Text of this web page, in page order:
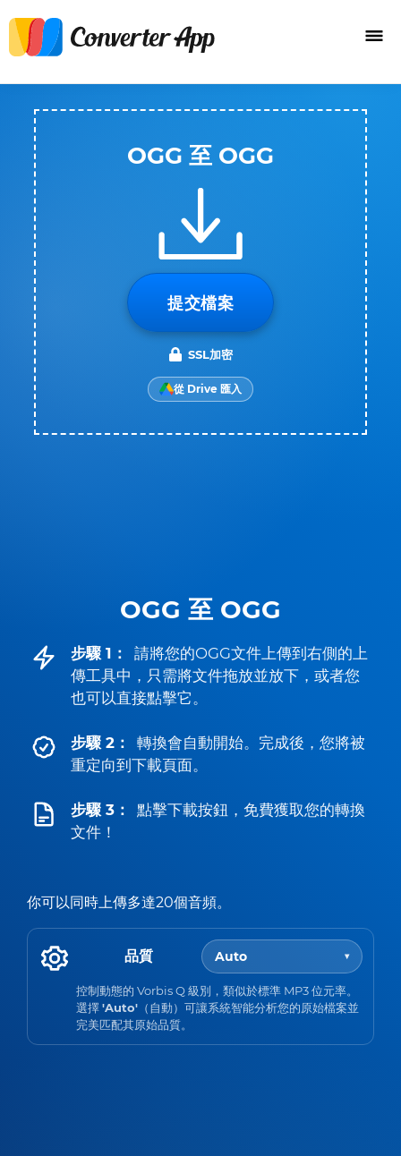
OGG 至 OGG
步驟 1：
請將您的OGG文件上傳到右側的上
傳工具中，只需將文件拖放並放下，或者您
也可以直接點擊它。
步驟 2：
轉換會自動開始。完成後，您將被
重定向到下載頁面。
步驟 3：
點擊下載按鈕，免費獲取您的轉換
文件！
你可以同時上傳多達20個音頻。
品質 Auto ▾
控制動態的 Vorbis Q 級別，類似於標準 MP3 位元率。
選擇'Auto' （自動）可讓系統智能分析您的原始檔案並
完美匹配其原始品質。
OGG 至 OGG
提交檔案
SSL加密
從 Drive 匯入